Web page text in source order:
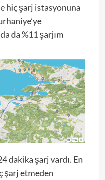
hiç şarj istasyonuna
da %11 şarjım
dakika şarj vardı. En
şarj etmeden